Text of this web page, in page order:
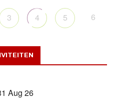
3 4 5 6
Aug 26